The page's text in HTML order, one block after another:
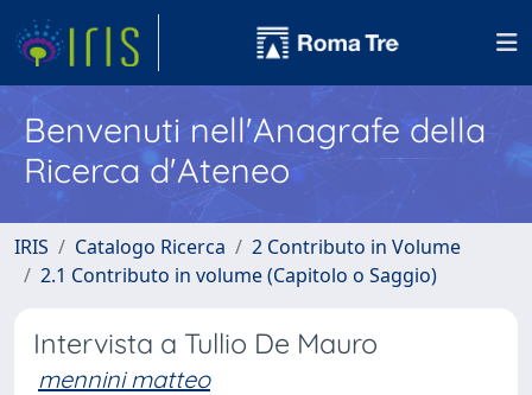
Benvenuti nell'Anagrafe della
Ricerca d'Ateneo
IRIS Catalogo Ricerca
2 Contributo in Volume
2.1 Contributo in volume (Capitolo o Saggio)
Intervista a Tullio De Mauro
mennini matteo